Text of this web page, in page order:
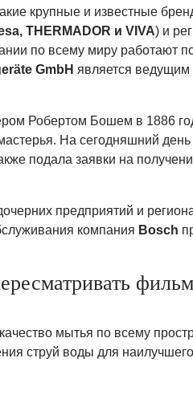
крупные и известные
THERMADOR и VIVA) и
по всему миру работают
GmbH является ведущим
Робертом Бошем в 1886
На сегодняшний
подала заявки на
предприятий и
компания Bosch
мытья по всему
струй воды для наилучшего